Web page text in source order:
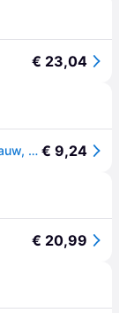
€ 23,04
Trixie Krabplank voor wilde katten (Beige, Blauw, Oranje), Krabpaal € 9,24
€ 20,99